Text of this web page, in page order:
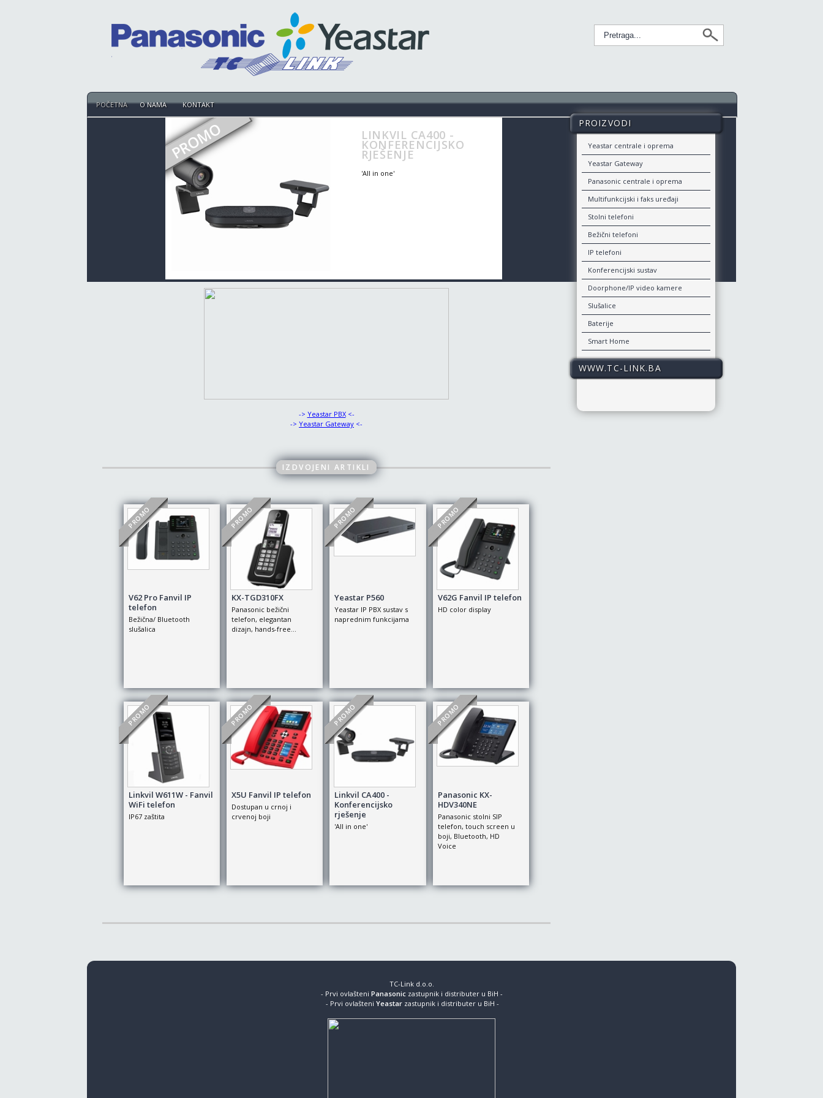
POČETNA O NAMA KONTAKT
PROMO LINKVIL CA400 -
KONFERENCIJSKO
RJEŠENJE
'All in one'
X5U FANVIL IP
PROIZVODI
Yeastar centrale i oprema
Yeastar Gateway
Panasonic centrale i oprema
Multifunkcijski i faks uređaji
Stolni telefoni
Bežični telefoni
IP telefoni
Konferencijski sustav
Doorphone/IP video kamere
Slušalice
Baterije
Smart Home
WWW.TC-LINK.BA
-> Yeastar PBX<-
-> Yeastar Gateway <-
IZDVOJENI ARTIKLI
PROMO
V62 Pro Fanvil IP
telefon
Bežična/ Bluetooth
slušalica
PROMO
KX-TGD310FX
Panasonic bežični
telefon, elegantan
dizajn, hands-free...
PROMO
Yeastar P560
Yeastar IP PBX sustav s
naprednim funkcijama
PROMO
V62G Fanvil IP telefon
HD color display
PROMO
Linkvil W611W - Fanvil
WiFi telefon
IP67 zaštita
PROMO
X5U Fanvil IP telefon
Dostupan u crnoj i
crvenoj boji
PROMO
Linkvil CA400 -
Konferencijsko
rješenje
'All in one'
PROMO
Panasonic KX-
HDV340NE
Panasonic stolni SIP
telefon, touch screen u
boji, Bluetooth, HD
Voice
TC-Link d.o.o.
- Prvi ovlašteni Panasoniczastupnik i distributer u BiH -
- Prvi ovlašteni Yeastar zastupnik i distributer u BiH -